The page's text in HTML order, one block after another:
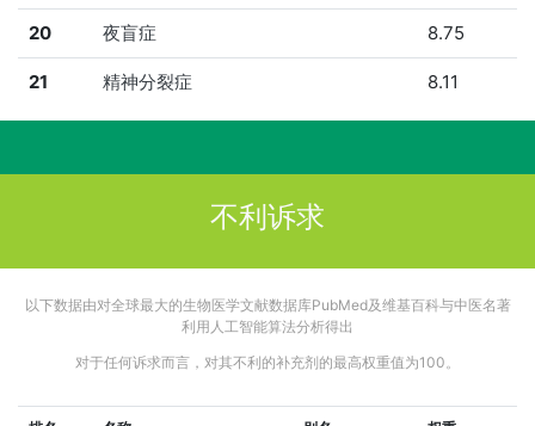
20 夜盲症 8.75
21 精神分裂症 8.11
不利诉求
以下数据由对全球最大的生物医学文献数据库PubMed及维基百科与中医名著
利用人工智能算法分析得出
对于任何诉求而言，对其不利的补充剂的最高权重值为100。